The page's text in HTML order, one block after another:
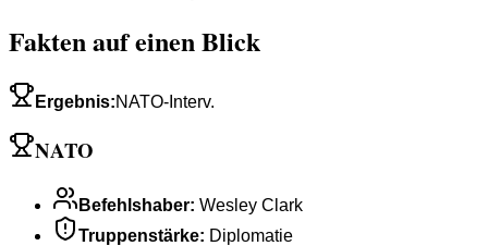
Fakten auf einen Blick
Ergebnis:NATO-Interv.
NATO
Befehlshaber: Wesley Clark
Truppenstärke: Diplomatie